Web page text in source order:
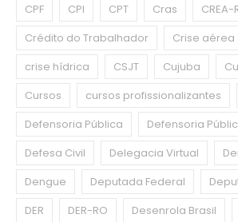
CPF
CPI CPT Cras
CREA-
Crédito do Trabalhador
Crise aérea
crise hídrica
CSJT Cujuba
Cursos
cursos profissionalizantes
Defensoria Pública
Defensoria
Defesa Civil
Delegacia Virtual
Dengue
Deputada Federal
DER
DER-RO Desenrola Brasil